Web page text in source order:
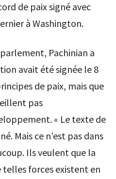
de paix signé avec
à Washington.
Pachinian a
avait été signée le 8
de paix, mais que
pas
« Le texte de
Mais ce n’est pas dans
Ils veulent que la
forces existent en